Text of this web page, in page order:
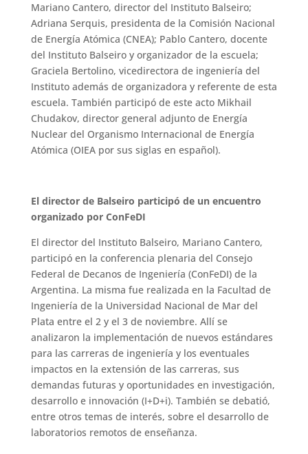
Mariano Cantero, director del Instituto Balseiro;
Adriana Serquis, presidenta de la Comisión Nacional
de Energía Atómica (CNEA); Pablo Cantero, docente
del Instituto Balseiro y organizador de la escuela;
Graciela Bertolino, vicedirectora de ingeniería del
Instituto además de organizadora y referente de esta
escuela. También participó de este acto Mikhail
Chudakov, director general adjunto de Energía
Nuclear del Organismo Internacional de Energía
Atómica (OIEA por sus siglas en español).
El director de Balseiro participó de un encuentro
organizado por ConFeDI
El director del Instituto Balseiro, Mariano Cantero,
participó en la conferencia plenaria del Consejo
Federal de Decanos de Ingeniería (ConFeDI) de la
Argentina. La misma fue realizada en la Facultad de
Ingeniería de la Universidad Nacional de Mar del
Plata entre el 2 y el 3 de noviembre. Allí se
analizaron la implementación de nuevos estándares
para las carreras de ingeniería y los eventuales
impactos en la extensión de las carreras, sus
demandas futuras y oportunidades en investigación,
desarrollo e innovación (I+D+i). También se debatió,
entre otros temas de interés, sobre el desarrollo de
laboratorios remotos de enseñanza.